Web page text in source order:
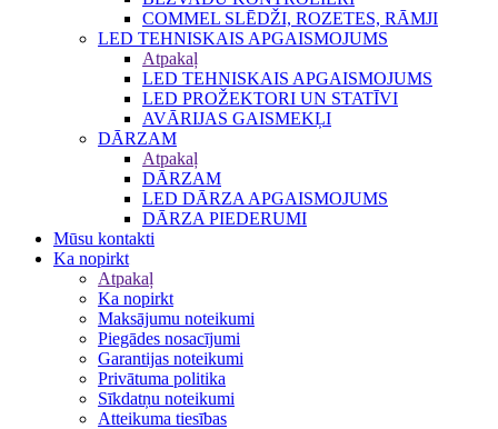
COMMEL SLĒDŽI, ROZETES, RĀMJI
LED TEHNISKAIS APGAISMOJUMS
Atpakaļ
LED TEHNISKAIS APGAISMOJUMS
LED PROŽEKTORI UN STATĪVI
AVĀRIJAS GAISMEKĻI
DĀRZAM
Atpakaļ
DĀRZAM
LED DĀRZA APGAISMOJUMS
DĀRZA PIEDERUMI
Mūsu kontakti
Ka nopirkt
Atpakaļ
Ka nopirkt
Maksājumu noteikumi
Piegādes nosacījumi
Garantijas noteikumi
Privātuma politika
Sīkdatņu noteikumi
Atteikuma tiesības